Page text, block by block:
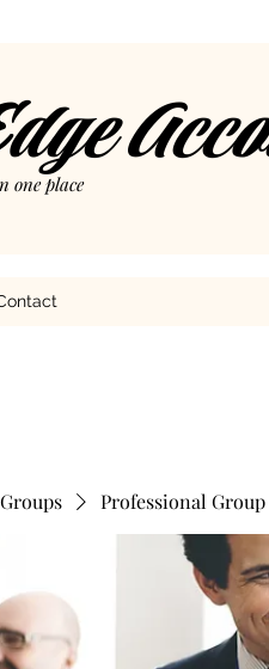
one place
Groups Professional Group